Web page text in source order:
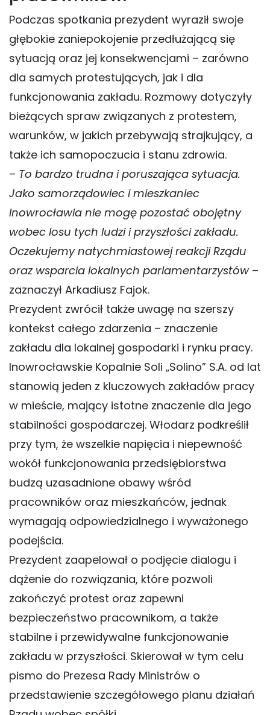
Podczas spotkania prezydent wyraził swoje
głębokie zaniepokojenie przedłużającą się
sytuacją oraz jej konsekwencjami – zarówno
dla samych protestujących, jak i dla
funkcjonowania zakładu. Rozmowy dotyczyły
bieżących spraw związanych z protestem,
warunków, w jakich przebywają strajkujący, a
także ich samopoczucia i stanu zdrowia.
– To bardzo trudna i poruszająca sytuacja.
Jako samorządowiec i mieszkaniec
Inowrocławia nie mogę pozostać obojętny
wobec losu tych ludzi i przyszłości zakładu.
Oczekujemy natychmiastowej reakcji Rządu
oraz wsparcia lokalnych parlamentarzystów–
zaznaczył Arkadiusz Fajok.
Prezydent zwrócił także uwagę na szerszy
kontekst całego zdarzenia – znaczenie
zakładu dla lokalnej gospodarki i rynku pracy.
Inowrocławskie Kopalnie Soli „Solino” S.A. od lat
stanowią jeden z kluczowych zakładów pracy
w mieście, mający istotne znaczenie dla jego
stabilności gospodarczej. Włodarz podkreślił
przy tym, że wszelkie napięcia i niepewność
wokół funkcjonowania przedsiębiorstwa
budzą uzasadnione obawy wśród
pracowników oraz mieszkańców, jednak
wymagają odpowiedzialnego i wyważonego
podejścia.
Prezydent zaapelował o podjęcie dialogu i
dążenie do rozwiązania, które pozwoli
zakończyć protest oraz zapewni
bezpieczeństwo pracownikom, a także
stabilne i przewidywalne funkcjonowanie
zakładu w przyszłości. Skierował w tym celu
pismo do Prezesa Rady Ministrów o
przedstawienie szczegółowego planu działań